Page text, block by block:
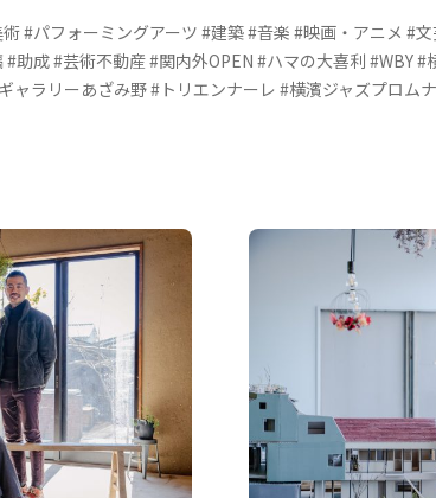
#パフォーミングアーツ #建築#音楽 #映画・アニメ #
#助成#芸術不動産#関内外OPEN #ハマの大喜利 #WBY#
ャラリーあざみ野#トリエンナーレ #横濱ジャズプロム